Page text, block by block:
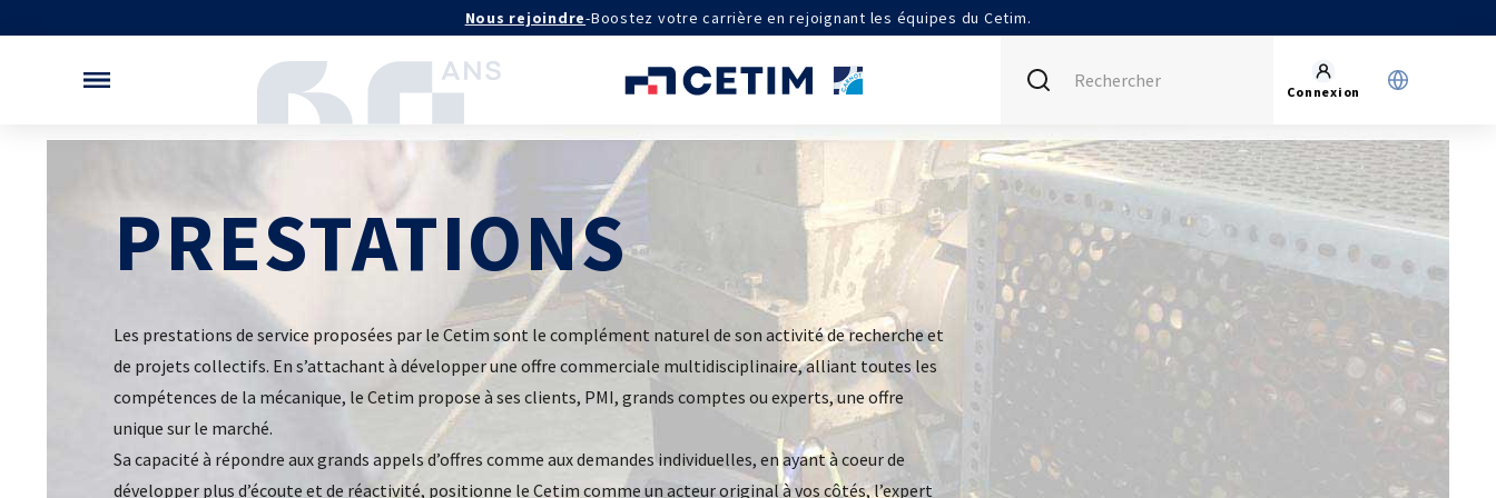
Nous rejoindre-Boostez votre carrière en rejoignant les équipes du Cetim.
MÉCATHÈQUE, LA BASE DE
CONNAISSANCES
TOUTES NOS SOLUTIONS ET
PRESTATIONS
Essais – contrôles – mesures
Ingénierie produits / procédés
Conseil et Expertises
Analyse de défaillance
Témoignages Clients
NOS LOGICIELS
Logiciels métiers
Logiciels de calcul
Aide au chiffrage
Bases de données
APPUI À L’INDUSTRIE
Programmes régionaux
Normalisation
Technologies Prioritaires 2030
RECHERCHE
AGRÉMENTS ET RECONNAISSANCES
QSE
Certifications qualité
Cofrac Étalonnage
MASE
Notifications CE
Agréments internationaux
Agrément ministériel
QUI SOMMES-NOUS ?
AGENDA
ACTUALITÉS
CETIM INFOS
VIDÉOS
Connexion
INTERNATIONAL
CETIM MATCOR (ASIE)
CETIM ALLEMAGNE
PRESTATIONS
Les prestations de service proposées par le Cetim sont le complément naturel de son activité de recherche et
de projets collectifs. En s’attachant à développer une offre commerciale multidisciplinaire, alliant toutes les
compétences de la mécanique, le Cetim propose à ses clients, PMI, grands comptes ou experts, une offre
unique sur le marché.
Sa capacité à répondre aux grands appels d’offres comme aux demandes individuelles, en ayant à coeur de
développer plus d’écoute et de réactivité, positionne le Cetim comme un acteur original à vos côtés, l’expert